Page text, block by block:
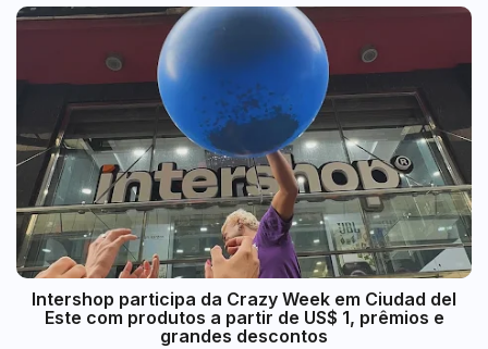
Intershop participa da Crazy Week em Ciudad del
Este com produtos a partir de US$ 1, prêmios e
grandes descontos